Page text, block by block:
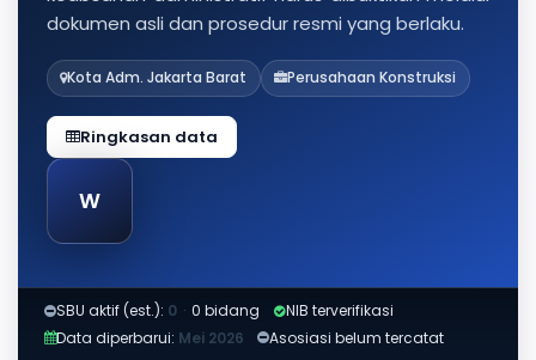
dokumen asli dan prosedur resmi yang berlaku.
Kota Adm. Jakarta Barat Perusahaan Konstruksi
Ringkasan data
W
SBU aktif (est.): 0 · 0 bidang
NIB terverifikasi
Data diperbarui: Mei 2026 Asosiasi belum tercatat